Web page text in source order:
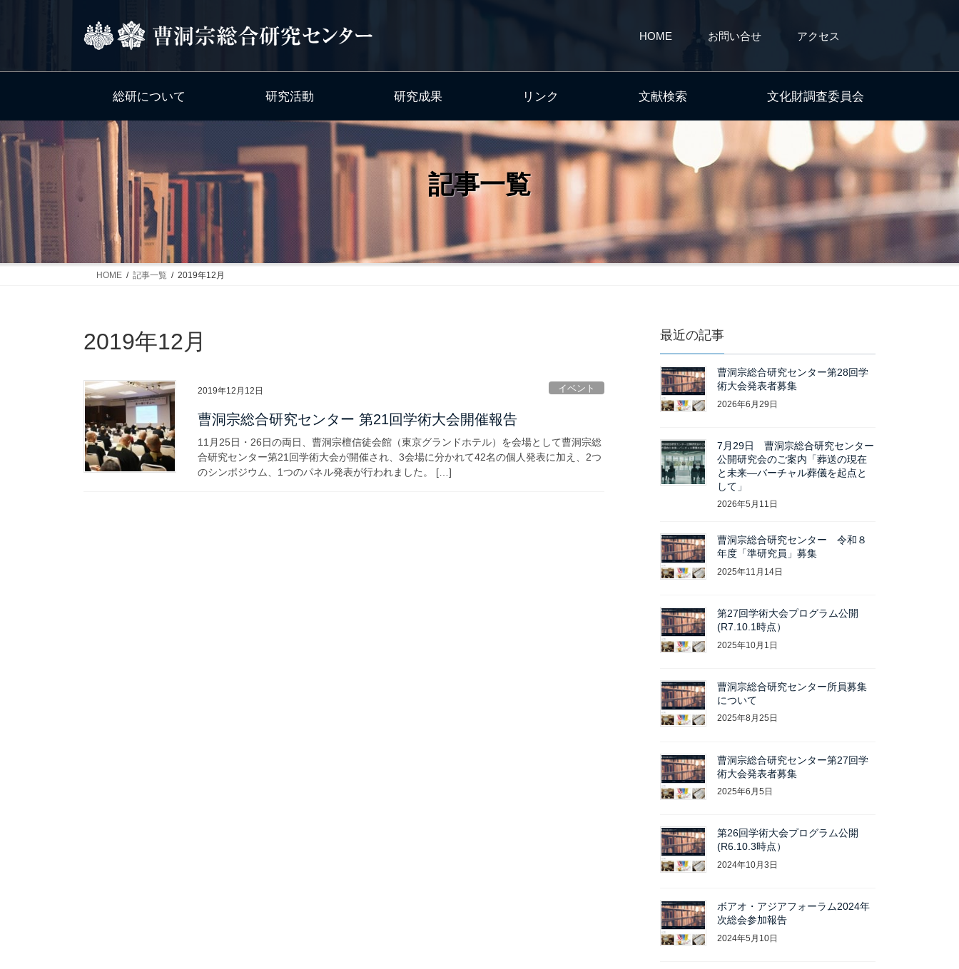
ン
ッ
ー
移
HOME お問い合せ アクセス
総研について 研究活動 研究成果 リンク 文献検索 文化財調査委員会
記事一覧
HOME 記事一覧 2019年12月
2019年12月
2019年12月12日 イベント
曹洞宗総合研究センター 第21回学術大会開催報告
11月25日・26日の両日、曹洞宗檀信徒会館（東京グランドホテル）を会場として曹洞宗総
合研究センター第21回学術大会が開催され、3会場に分かれて42名の個人発表に加え、2つ
のシンポジウム、1つのパネル発表が行われました。 […]
最近の記事
曹洞宗総合研究センター第28回学
術大会発表者募集
2026年6月29日
7月29日 曹洞宗総合研究センター
公開研究会のご案内「葬送の現在
と未来―バーチャル葬儀を起点と
して」
2026年5月11日
曹洞宗総合研究センター 令和８
年度「準研究員」募集
2025年11月14日
第27回学術大会プログラム公開
(R7.10.1時点）
2025年10月1日
曹洞宗総合研究センター所員募集
について
2025年8月25日
曹洞宗総合研究センター第27回学
術大会発表者募集
2025年6月5日
第26回学術大会プログラム公開
(R6.10.3時点）
2024年10月3日
ボアオ・アジアフォーラム2024年
次総会参加報告
2024年5月10日